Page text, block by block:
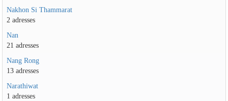
Nakhon Si Thammarat
2 adresses
Nan
21 adresses
Nang Rong
13 adresses
Narathiwat
1 adresses